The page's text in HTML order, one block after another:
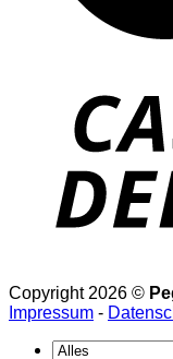
Copyright 2026 ©
Impressum -